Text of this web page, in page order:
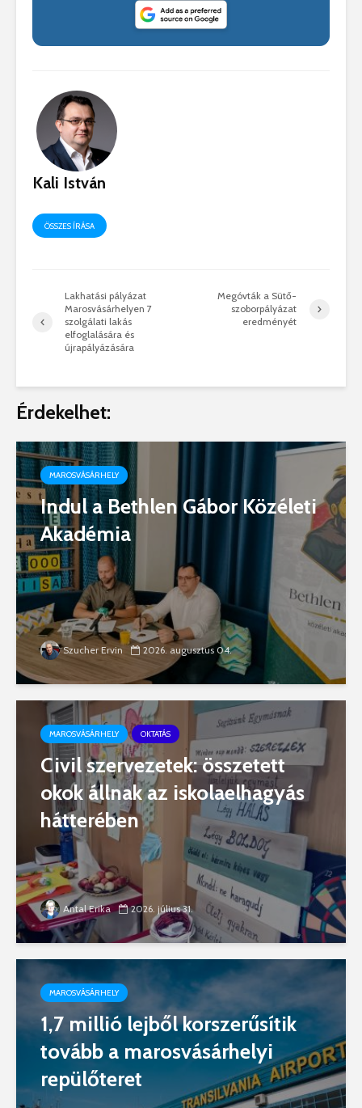
Kali István
ÖSSZES ÍRÁSA
Lakhatási pályázat
Marosvásárhelyen 7
szolgálati lakás
elfoglalására és
újrapályázására
Megóvták a Sütő-
szoborpályázat
eredményét
Érdekelhet:
MAROSVÁSÁRHELY
Indul a Bethlen Gábor Közéleti
Akadémia
Szucher Ervin 2026. augusztus 04.
MAROSVÁSÁRHELY OKTATÁS
Civil szervezetek: összetett
okok állnak az iskolaelhagyás
hátterében
Antal Erika 2026. július 31.
MAROSVÁSÁRHELY
1,7 millió lejből korszerűsítik
tovább a marosvásárhelyi
repülőteret